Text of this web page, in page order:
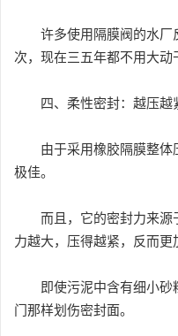
许多使用隔膜阀的水厂
次，现在三五年都不用大动
四、柔性密封：越压越
由于采用橡胶隔膜整体
极佳。
而且，它的密封力来源
力越大，压得越紧，反而更
即使污泥中含有细小砂
门那样划伤密封面。